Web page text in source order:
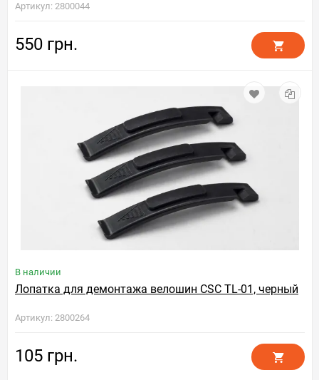
Артикул: 2800044
550 грн.
В наличии
Лопатка для демонтажа велошин CSC TL-01, черный
Артикул: 2800264
105 грн.